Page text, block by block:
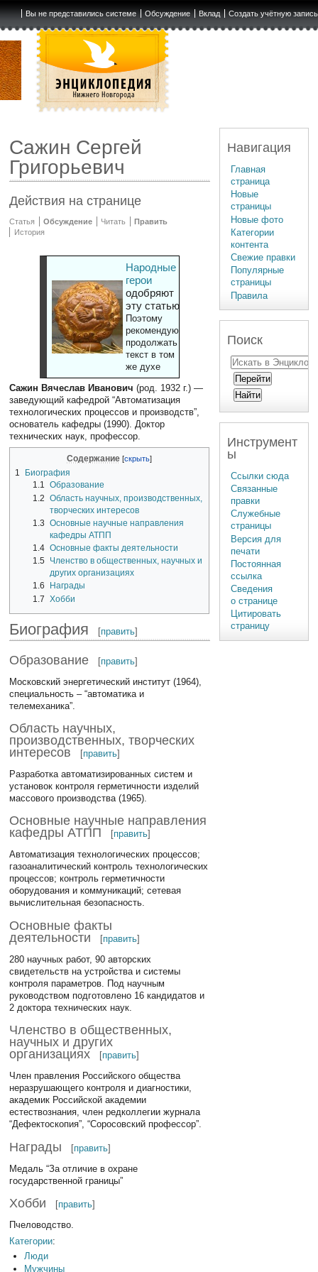
Вы не представились системе Обсуждение Вклад Создать учётную запись
Сажин Сергей
Григорьевич
Действия на странице
Статья Обсуждение Читать
Править
История
Народные
герои
одобряют
эту статью
Поэтому
рекомендуют
продолжать
текст в том
же духе
Сажин Вячеслав Иванович (род. 1932 г.) —
заведующий кафедрой “Автоматизация
технологических процессов и производств”,
основатель кафедры (1990). Доктор
технических наук, профессор.
Содержание
1
Биография
1.1 Образование
1.2 Область научных, производственных,
творческих интересов
1.3 Основные научные направления
кафедры АТПП
1.4 Основные факты деятельности
1.5 Членство в общественных, научных и
других организациях
1.6
Награды
1.7 Хобби
Биография [править]
Образование [править]
Московский энергетический институт (1964),
специальность – “автоматика и
телемеханика”.
Область научных,
производственных, творческих
интересов
[править]
Разработка автоматизированных систем и
установок контроля герметичности изделий
массового производства (1965).
Основные научные направления
кафедры АТПП
[править]
Автоматизация технологических процессов;
газоаналитический контроль технологических
процессов; контроль герметичности
оборудования и коммуникаций; сетевая
вычислительная безопасность.
Основные факты
деятельности
[править]
280 научных работ, 90 авторских
свидетельств на устройства и системы
контроля параметров. Под научным
руководством подготовлено 16 кандидатов и
2 доктора технических наук.
Членство в общественных,
научных и других
организациях
[править]
Член правления Российского общества
неразрушающего контроля и диагностики,
академик Российской академии
естествознания, член редколлегии журнала
“Дефектоскопия”, “Соросовский профессор”.
Награды [править]
Медаль “За отличие в охране
государственной границы”
Хобби [править]
Пчеловодство.
Категории:
Люди
Мужчины
Навигация
Главная
страница
Новые
страницы
Новые фото
Категории
контента
Свежие правки
Популярные
страницы
Правила
Поиск
Инструмент
ы
Ссылки сюда
Связанные
правки
Служебные
страницы
Версия для
печати
Постоянная
ссылка
Сведения
о странице
Цитировать
страницу